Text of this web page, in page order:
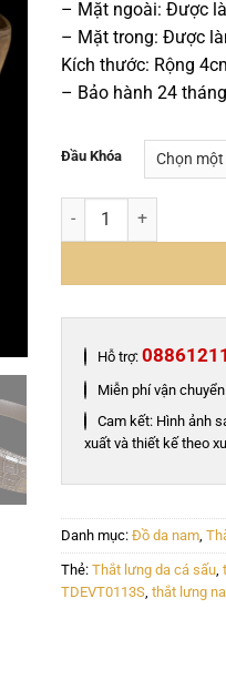
– Mặt ngoài: Được
– Mặt trong: Được
Kích thước: Rộng
– Bảo hành 24
Đầu Khóa
Thắt lưng nam da cá
Hỗ trợ:
Miễn phí vận
Cam kết: Hình ảnh
xuất và thiết kế theo
Danh mục: Đồ da nam,
Thẻ: Thắt lưng da cá sấu,
TDEVT0113S, thắt lưng